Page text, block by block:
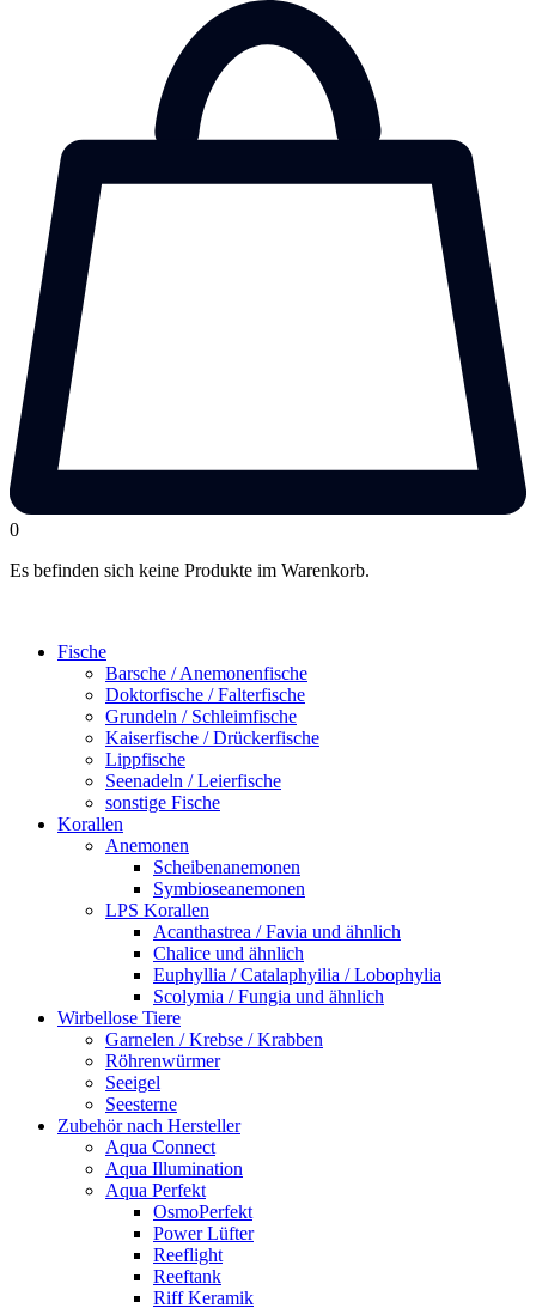
0
Es befinden sich keine Produkte im Warenkorb.
Fische
Barsche / Anemonenfische
Doktorfische / Falterfische
Grundeln / Schleimfische
Kaiserfische / Drückerfische
Lippfische
Seenadeln / Leierfische
sonstige Fische
Korallen
Anemonen
Scheibenanemonen
Symbioseanemonen
LPS Korallen
Acanthastrea / Favia und ähnlich
Chalice und ähnlich
Euphyllia / Catalaphyilia / Lobophylia
Scolymia / Fungia und ähnlich
Wirbellose Tiere
Garnelen / Krebse / Krabben
Röhrenwürmer
Seeigel
Seesterne
Zubehör nach Hersteller
Aqua Connect
Aqua Illumination
Aqua Perfekt
OsmoPerfekt
Power Lüfter
Reeflight
Reeftank
Riff Keramik